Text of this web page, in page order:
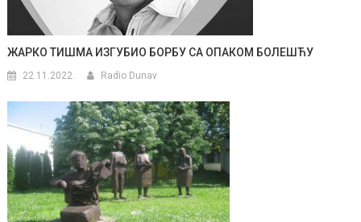
ЖАРКО ТИШМА ИЗГУБИО БОРБУ СА ОПАКОМ БОЛЕШЋУ
22.11.2022. Radio Dunav